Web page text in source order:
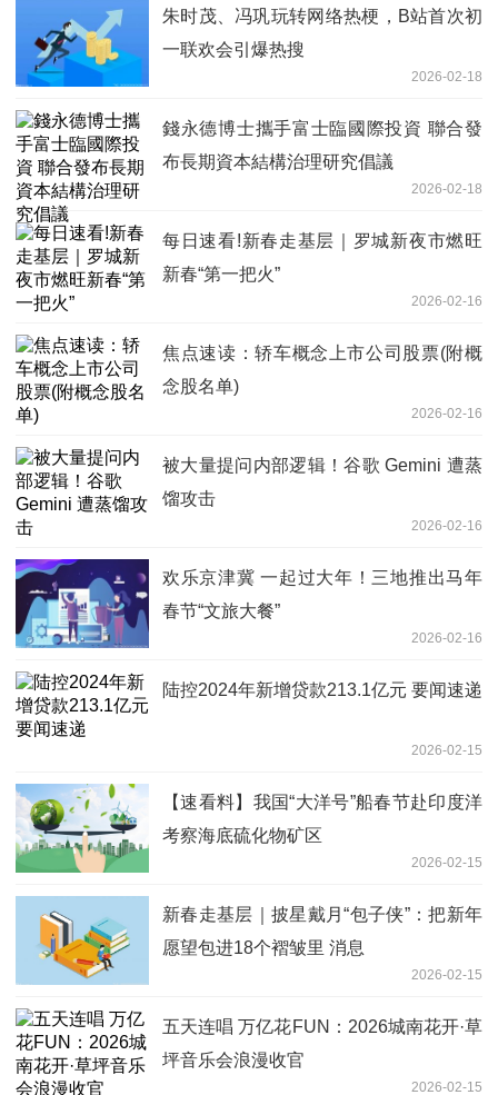
朱时茂、冯巩玩转网络热梗，B站首次初
一联欢会引爆热搜
2026-02-18
錢永德博士攜手富士臨國際投資 聯合發
布長期資本結構治理研究倡議
2026-02-18
每日速看!新春走基层｜罗城新夜市燃旺
新春“第一把火”
2026-02-16
焦点速读：轿车概念上市公司股票(附概
念股名单)
2026-02-16
被大量提问内部逻辑！谷歌 Gemini 遭蒸
馏攻击
2026-02-16
欢乐京津冀 一起过大年！三地推出马年
春节“文旅大餐”
2026-02-16
陆控2024年新增贷款213.1亿元 要闻速递
2026-02-15
【速看料】我国“大洋号”船春节赴印度洋
考察海底硫化物矿区
2026-02-15
新春走基层｜披星戴月“包子侠”：把新年
愿望包进18个褶皱里 消息
2026-02-15
五天连唱 万亿花FUN：2026城南花开·草
坪音乐会浪漫收官
2026-02-15